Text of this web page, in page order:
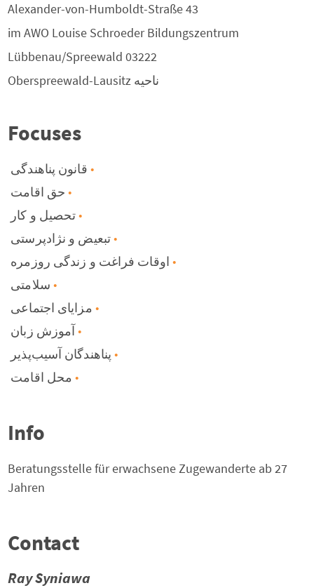
Alexander-von-Humboldt-Straße 43
im AWO Louise Schroeder Bildungszentrum
03222
Lübbenau/Spreewald
ناحیه Oberspreewald-Lausitz
Focuses
قانون پناهندگی
حق اقامت
تحصیل و کار
تبعیض و نژادپرستی
اوقات فراغت و زندگی روزمره
سلامتی
مزایای اجتماعی
آموزش زبان
پناهندگان آسیب‌پذیر
محل اقامت
Info
Beratungsstelle für erwachsene Zugewanderte ab 27
Jahren
Contact
Ray Syniawa